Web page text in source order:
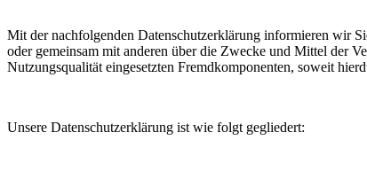
Mit der nachfolgenden Datenschutzerklärung informieren wir
oder gemeinsam mit anderen über die Zwecke und Mittel der
Nutzungsqualität eingesetzten Fremdkomponenten, soweit
Unsere Datenschutzerklärung ist wie folgt gegliedert: